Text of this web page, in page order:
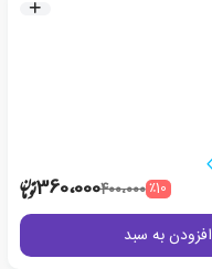
٪10400،000360،000
افزودن به سبد